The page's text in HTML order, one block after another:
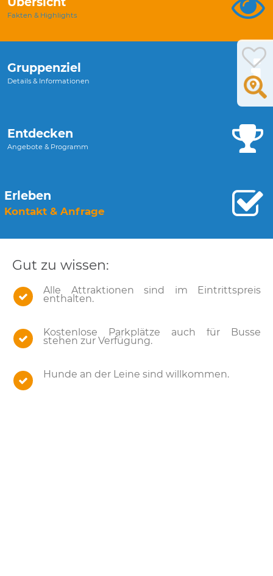
Fakten & Highlights
Gruppenziel
Details & Informationen
Entdecken
Angebote & Programm
Erleben
Kontakt & Anfrage
Gut zu wissen:
Alle Attraktionen sind im Eintrittspreis
enthalten.
Kostenlose Parkplätze auch für Busse
stehen zur Verfügung.
Hunde an der Leine sind willkommen.